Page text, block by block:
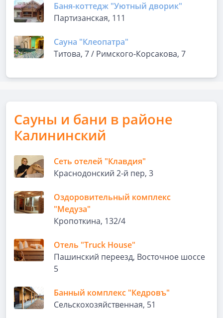
Баня-коттедж "Уютный дворик"
Партизанская, 111
Сауна "Клеопатра"
Титова, 7 / Римского-Корсакова, 7
Сауны и бани в районе
Калининский
Сеть отелей "Клавдия"
Краснодонский 2-й пер, 3
Оздоровительный комплекс
"Медуза"
Кропоткина, 132/4
Отель "Truck House"
Пашинский переезд, Восточное шоссе
5
Банный комплекс "Кедровъ"
Сельскохозяйственная, 51